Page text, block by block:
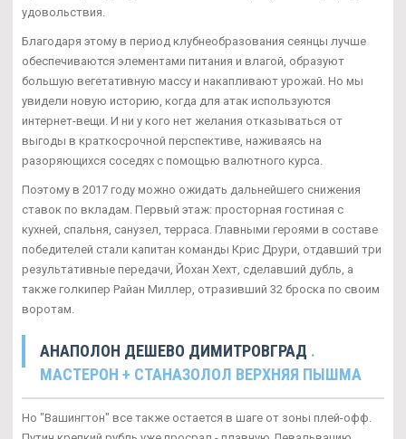
удовольствия.
Благодаря этому в период клубнеобразования сеянцы лучше
обеспечиваются элементами питания и влагой, образуют
большую вегетативную массу и накапливают урожай. Но мы
увидели новую историю, когда для атак используются
интернет-вещи. И ни у кого нет желания отказываться от
выгоды в краткосрочной перспективе, наживаясь на
разоряющихся соседях с помощью валютного курса.
Поэтому в 2017 году можно ожидать дальнейшего снижения
ставок по вкладам. Первый этаж: просторная гостиная с
кухней, спальня, санузел, терраса. Главными героями в составе
победителей стали капитан команды Крис Друри, отдавший три
результативные передачи, Йохан Хехт, сделавший дубль, а
также голкипер Райан Миллер, отразивший 32 броска по своим
воротам.
АНАПОЛОН ДЕШЕВО ДИМИТРОВГРАД .
МАСТЕРОН + СТАНАЗОЛОЛ ВЕРХНЯЯ ПЫШМА
Но "Вашингтон" все также остается в шаге от зоны плей-офф.